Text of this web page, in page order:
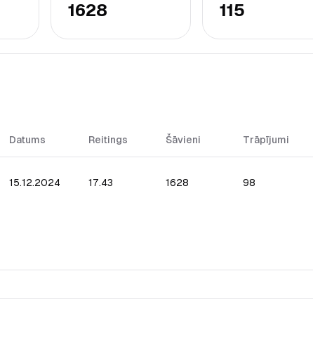
1628 115
Datums Reitings Šāvieni Trāpījumi
15.12.2024 17.43 1628 98